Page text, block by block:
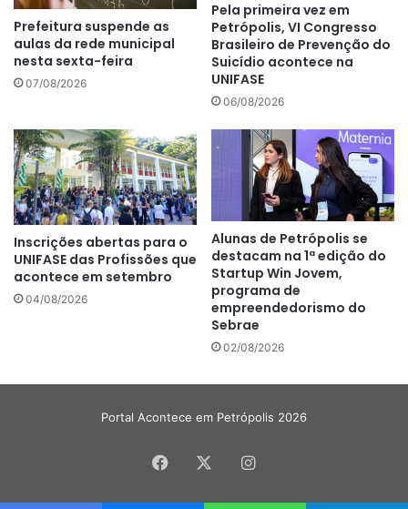
Prefeitura suspende as
aulas da rede municipal
nesta sexta-feira
07/08/2026
Pela primeira vez em
Petrópolis, VI Congresso
Brasileiro de Prevenção do
Suicídio acontece na
UNIFASE
06/08/2026
Inscrições abertas para o
UNIFASE das Profissões que
acontece em setembro
04/08/2026
Alunas de Petrópolis se
destacam na 1ª edição do
Startup Win Jovem,
programa de
empreendedorismo do
Sebrae
02/08/2026
Portal Acontece em Petrópolis 2026
Facebook Instagram